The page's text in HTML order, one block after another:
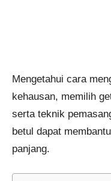
Mengetahui cara
kehausan, memilih
serta teknik
betul dapat
panjang.